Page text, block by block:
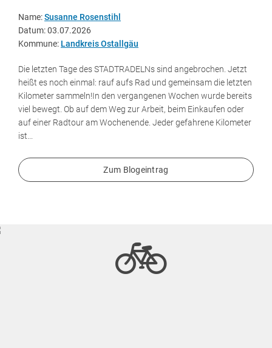
Name:Susanne Rosenstihl
Datum: 03.07.2026
Kommune: Landkreis Ostallgäu
Die letzten Tage des STADTRADELNs sind angebrochen. Jetzt
heißt es noch einmal: rauf aufs Rad und gemeinsam die letzten
Kilometer sammeln!In den vergangenen Wochen wurde bereits
viel bewegt. Ob auf dem Weg zur Arbeit, beim Einkaufen oder
auf einer Radtour am Wochenende. Jeder gefahrene Kilometer
ist...
Zum Blogeintrag